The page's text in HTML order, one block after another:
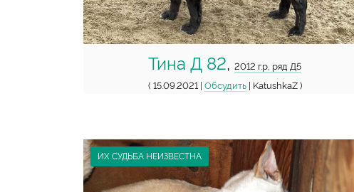
Тина Д 82,2012 г.р, ряд Д5
( 15.09.2021 | Обсудить| KatushkaZ )
ИХ СУДЬБА НЕИЗВЕСТНА